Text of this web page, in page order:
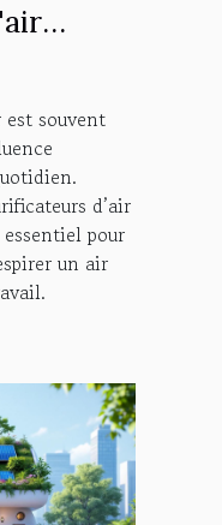
votre
souvent
d’air
pour
un air